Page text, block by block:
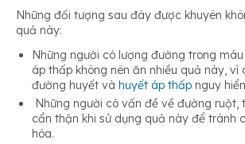
Những đối tượng sau đây được khuyên
quả này:
Những người có lượng đường trong
áp thấp không nên ăn nhiều quả này, vì
đường huyết và huyết áp thấp nguy
Những người có vấn đề về đường ruột,
cẩn thận khi sử dụng quả này để tránh
hóa.